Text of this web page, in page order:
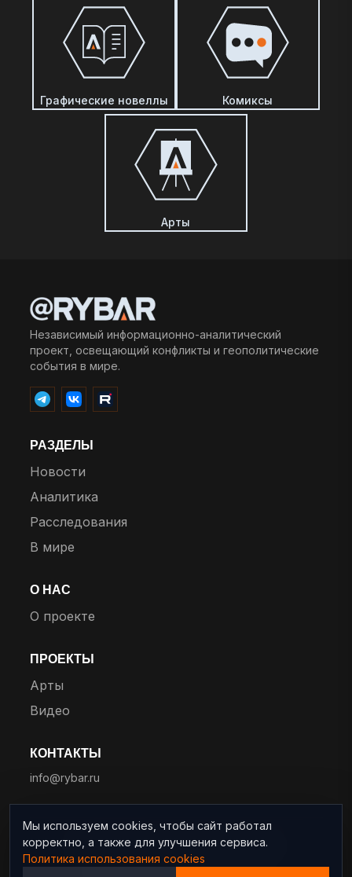
Графические новеллы Комиксы
Арты
Независимый информационно-аналитический
проект, освещающий конфликты и геополитические
события в мире.
РАЗДЕЛЫ
Новости
Аналитика
Расследования
В мире
О НАС
О проекте
ПРОЕКТЫ
Арты
Видео
КОНТАКТЫ
info@rybar.ru
© 2025 RYBAR. Все права защищены.
Мы используем cookies, чтобы сайт работал
корректно, а также для улучшения сервиса.
Политика использования cookies